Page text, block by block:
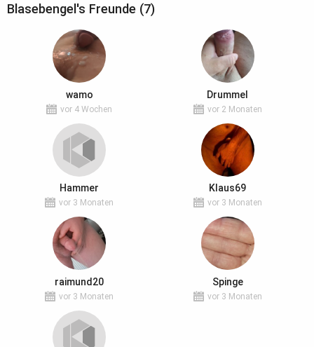
Blasebengel's Freunde (7)
wamo
vor 4 Wochen
Drummel
vor 2 Monaten
Hammer
vor 3 Monaten
Klaus69
vor 3 Monaten
raimund20
vor 3 Monaten
Spinge
vor 3 Monaten